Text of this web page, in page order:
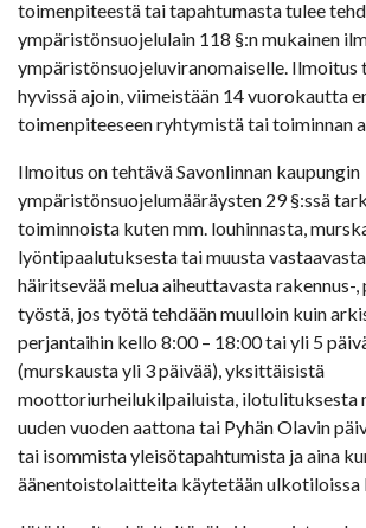
toimenpiteestä tai tapahtumasta tulee
ympäristönsuojelulain 118 §:n mukainen
ympäristönsuojeluviranomaiselle. Ilmoitus
hyvissä ajoin, viimeistään 14 vuorokautta
toimenpiteeseen ryhtymistä tai toiminnan
Ilmoitus on tehtävä Savonlinnan kaupungin
ympäristönsuojelumääräysten 29 §:ssä
toiminnoista kuten mm. louhinnasta,
lyöntipaalutuksesta tai muusta
häiritsevää melua aiheuttavasta rakennus-,
työstä, jos työtä tehdään muulloin kuin
perjantaihin kello 8:00 – 18:00 tai yli 5
(murskausta yli 3 päivää), yksittäisistä
moottoriurheilukilpailuista, ilotulituksesta
uuden vuoden aattona tai Pyhän Olavin
tai isommista yleisötapahtumista ja aina
äänentoistolaitteita käytetään ulkotiloissa